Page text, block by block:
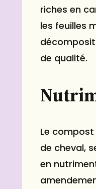
riches en
les feuilles
de qualité.
Le
de cheval,
en